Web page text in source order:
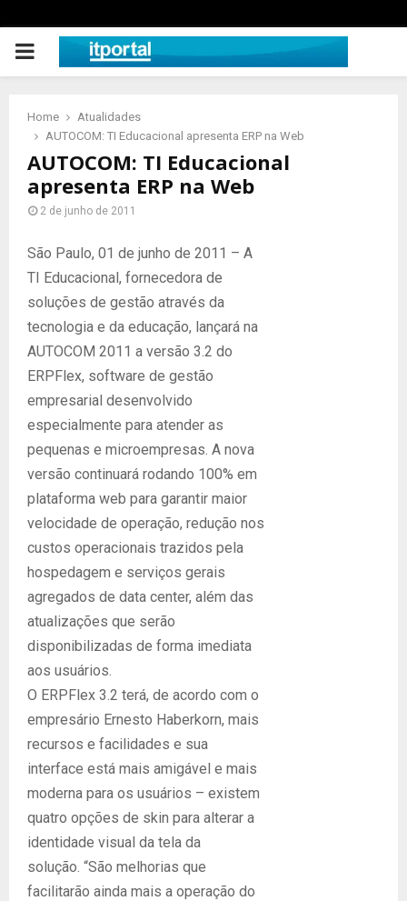
PRIMARY
Home
Atualidades
AUTOCOM: TI Educacional apresenta ERP na Web
AUTOCOM: TI Educacional
apresenta ERP na Web
2 de junho de 2011
São Paulo, 01 de junho de 2011 – A
TI Educacional, fornecedora de
soluções de gestão através da
tecnologia e da educação, lançará na
AUTOCOM 2011 a versão 3.2 do
ERPFlex, software de gestão
empresarial desenvolvido
especialmente para atender as
pequenas e microempresas. A nova
versão continuará rodando 100% em
plataforma web para garantir maior
velocidade de operação, redução nos
custos operacionais trazidos pela
hospedagem e serviços gerais
agregados de data center, além das
atualizações que serão
disponibilizadas de forma imediata
aos usuários.
O ERPFlex 3.2 terá, de acordo com o
empresário Ernesto Haberkorn, mais
recursos e facilidades e sua
interface está mais amigável e mais
moderna para os usuários – existem
quatro opções de skin para alterar a
identidade visual da tela da
solução. “São melhorias que
facilitarão ainda mais a operação do